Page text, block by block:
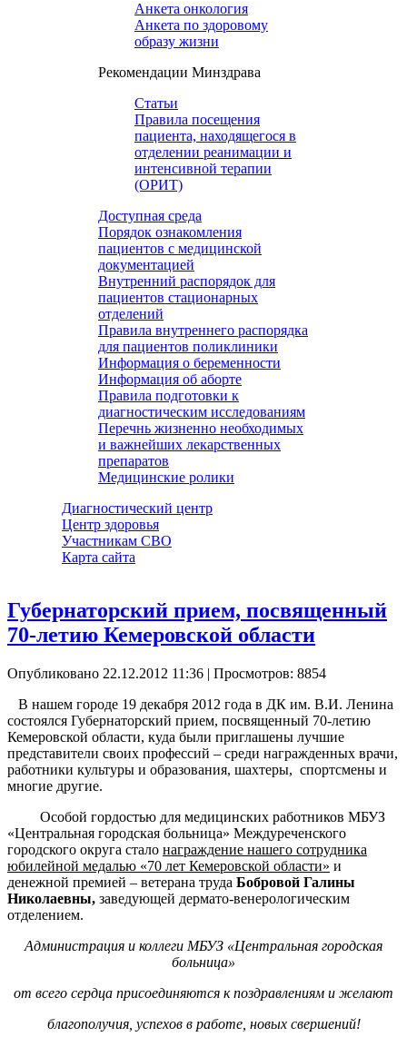
Анкета онкология
Анкета по здоровому
образу жизни
Рекомендации Минздрава
Статьи
Правила посещения
пациента, находящегося в
отделении реанимации и
интенсивной терапии
(ОРИТ)
Доступная среда
Порядок ознакомления
пациентов с медицинской
документацией
Внутренний распорядок для
пациентов стационарных
отделений
Правила внутреннего распорядка
для пациентов поликлиники
Информация о беременности
Информация об аборте
Правила подготовки к
диагностическим исследованиям
Перечнь жизненно необходимых
и важнейших лекарственных
препаратов
Медицинские ролики
Диагностический центр
Центр здоровья
Участникам СВО
Карта сайта
Губернаторский прием, посвященный
70-летию Кемеровской области
Опубликовано 22.12.2012 11:36 | Просмотров: 8854
В нашем городе 19 декабря 2012 года в ДК им. В.И. Ленина
состоялся Губернаторский прием, посвященный 70-летию
Кемеровской области, куда были приглашены лучшие
представители своих профессий – среди награжденных врачи,
работники культуры и образования, шахтеры, спортсмены и
многие другие.
Особой гордостью для медицинских работников МБУЗ
«Центральная городская больница» Междуреченского
городского округа стало награждение нашего сотрудника
юбилейной медалью «70 лет Кемеровской области» и
денежной премией – ветерана труда Бобровой Галины
Николаевны, заведующей дермато-венерологическим
отделением.
Администрация и коллеги МБУЗ «Центральная городская
больница»
от всего сердца присоединяются к поздравлениям и желают
благополучия, успехов в работе, новых свершений!